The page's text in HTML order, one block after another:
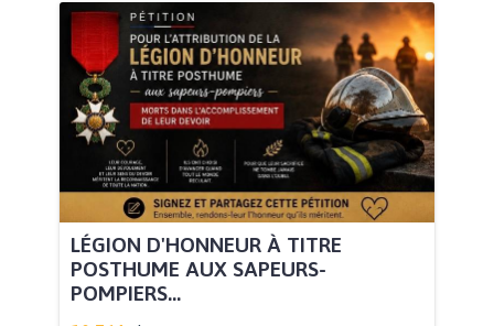
LÉGION D'HONNEUR À TITRE
POSTHUME AUX SAPEURS-
POMPIERS...